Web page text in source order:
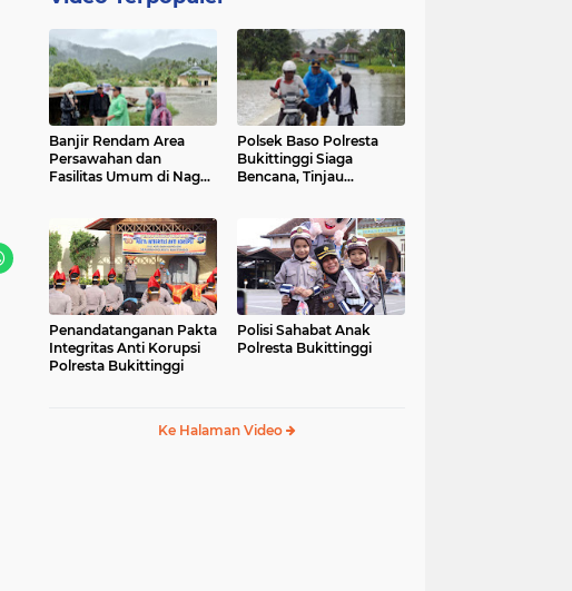
Banjir Rendam Area
Persawahan dan
Fasilitas Umum di Nagari
Polsek Baso Polresta
Bukittinggi Siaga
Bencana, Tinjau
Penandatanganan Pakta
Integritas Anti Korupsi
Polresta Bukittinggi
Polisi Sahabat Anak
Polresta Bukittinggi
Ke Halaman Video